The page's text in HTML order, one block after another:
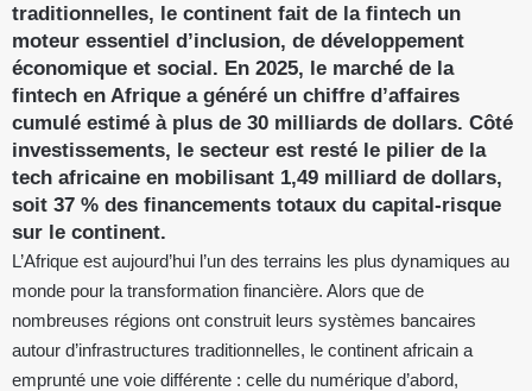
traditionnelles, le continent fait de la fintech un
moteur essentiel d’inclusion, de développement
économique et social. En 2025, le marché de la
fintech en Afrique a généré un chiffre d’affaires
cumulé estimé à plus de 30 milliards de dollars. Côté
investissements, le secteur est resté le pilier de la
tech africaine en mobilisant 1,49 milliard de dollars,
soit 37 % des financements totaux du capital-risque
sur le continent.
L’Afrique est aujourd’hui l’un des terrains les plus dynamiques au
monde pour la transformation financière. Alors que de
nombreuses régions ont construit leurs systèmes bancaires
autour d’infrastructures traditionnelles, le continent africain a
emprunté une voie différente : celle du numérique d’abord,